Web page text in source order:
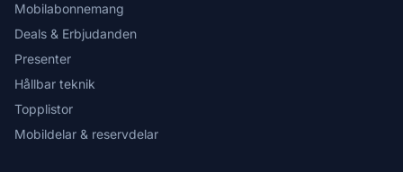
Mobilabonnemang
Deals & Erbjudanden
Presenter
Hållbar teknik
Topplistor
Mobildelar & reservdelar